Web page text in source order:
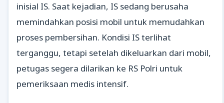
inisial IS. Saat kejadian, IS sedang berusaha
memindahkan posisi mobil untuk memudahkan
proses pembersihan. Kondisi IS terlihat
terganggu, tetapi setelah dikeluarkan dari mobil,
petugas segera dilarikan ke RS Polri untuk
pemeriksaan medis intensif.